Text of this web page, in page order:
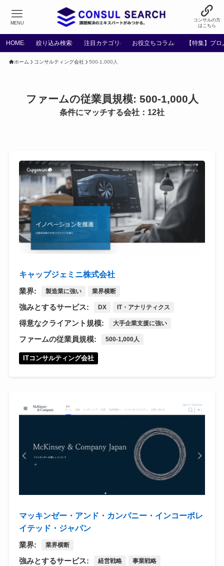
コンサルの方
はこちら
MENU
HOME 絞り込み検索 注目カテゴリ お役立ちコラム 【特集】プ
ホーム コンサルティング会社 500-1,000人
ファームの従業員規模: 500-1,000人
条件にマッチする会社：12社
キャップジェミニ株式会社
業界: 製造業に強い 業界横断
強みとするサービス: DX IT・アナリティクス
得意なクライアント規模: 大手企業支援に強い
ファームの従業員規模: 500-1,000人
ITコンサルティング会社
マッキンゼー・アンド・カンパニー・インコーポレ
イテッド・ジャパン
業界: 業界横断
強みとするサービス: 経営戦略 事業戦略